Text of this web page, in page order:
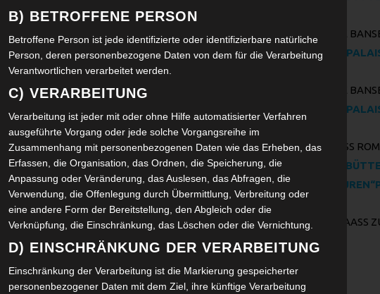
SUSANNE
SUSANNE
EVA PRUSS
KARIN MAASS
Archiv
B) BETROFFENE PERSON
Betroffene Person ist jede identifizierte oder identifizierbare natürliche
Person, deren personenbezogene Daten von dem für die Verarbeitung
Verantwortlichen verarbeitet werden.
C) VERARBEITUNG
Verarbeitung ist jeder mit oder ohne Hilfe automatisierter Verfahren
ausgeführte Vorgang oder jede solche Vorgangsreihe im
Zusammenhang mit personenbezogenen Daten wie das Erheben, das
Erfassen, die Organisation, das Ordnen, die Speicherung, die
Anpassung oder Veränderung, das Auslesen, das Abfragen, die
Verwendung, die Offenlegung durch Übermittlung, Verbreitung oder
eine andere Form der Bereitstellung, den Abgleich oder die
Verknüpfung, die Einschränkung, das Löschen oder die Vernichtung.
D) EINSCHRÄNKUNG DER VERARBEITUNG
Einschränkung der Verarbeitung ist die Markierung gespeicherter
personenbezogener Daten mit dem Ziel, ihre künftige Verarbeitung